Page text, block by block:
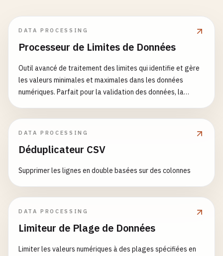
DATA PROCESSING
Processeur de Limites de Données
Outil avancé de traitement des limites qui identifie et gère
les valeurs minimales et maximales dans les données
numériques. Parfait pour la validation des données, la
DATA PROCESSING
Déduplicateur CSV
Supprimer les lignes en double basées sur des colonnes
DATA PROCESSING
Limiteur de Plage de Données
Limiter les valeurs numériques à des plages spécifiées en